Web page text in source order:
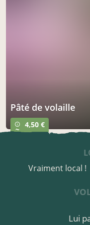
pâté de volaille
info_outline
~ 4,50 €
Vraiment local !
Lui